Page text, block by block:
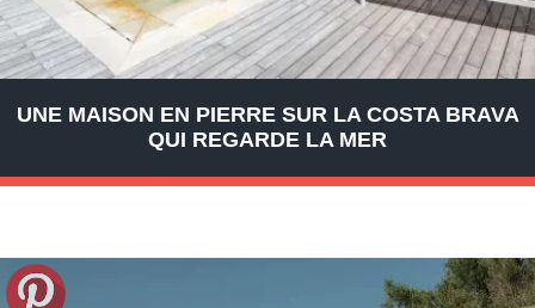
UNE MAISON EN PIERRE SUR LA COSTA BRAVA
QUI REGARDE LA MER